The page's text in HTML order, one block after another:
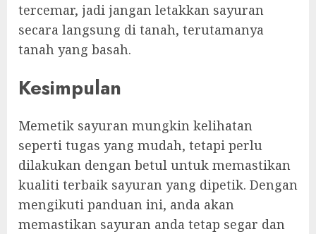
tercemar, jadi jangan letakkan sayuran
secara langsung di tanah, terutamanya
tanah yang basah.
Kesimpulan
Memetik sayuran mungkin kelihatan
seperti tugas yang mudah, tetapi perlu
dilakukan dengan betul untuk memastikan
kualiti terbaik sayuran yang dipetik. Dengan
mengikuti panduan ini, anda akan
memastikan sayuran anda tetap segar dan